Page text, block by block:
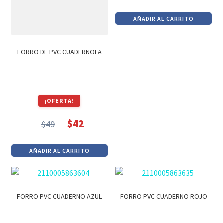
FORRO DE PVC CUADERNOLA
¡OFERTA!
$49
precio
original
era:
$42
precio
actual
es:
AÑADIR AL CARRITO
precio
original
precio
actual
AÑADIR AL CARRITO
FORRO PVC CUADERNO AZUL FORRO PVC CUADERNO ROJO